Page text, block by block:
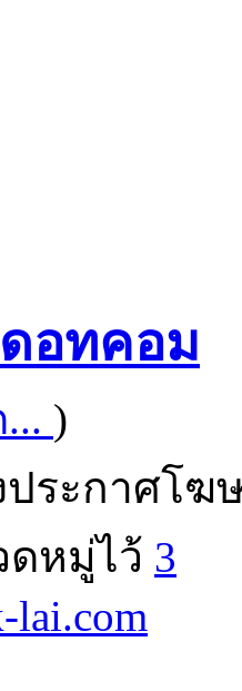
อทคอม
)
ประกาศโ
หมู่ไว้ 3
lai.com